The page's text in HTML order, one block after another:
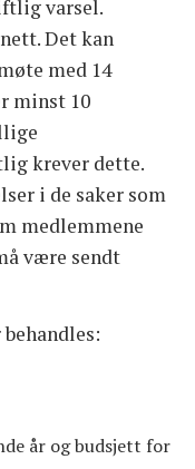
varsel.
Det kan
med 14
minst 10
krever dette.
i de saker som
medlemmene
være sendt
år og budsjett for